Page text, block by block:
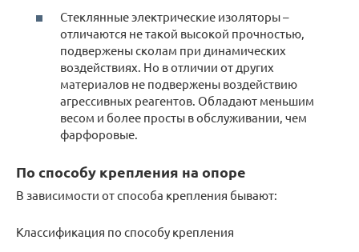
Стеклянные электрические изоляторы –
отличаются не такой высокой прочностью,
подвержены сколам при динамических
воздействиях. Но в отличии от других
материалов не подвержены воздействию
агрессивных реагентов. Обладают меньшим
весом и более просты в обслуживании, чем
фарфоровые.
По способу крепления на опоре
В зависимости от способа крепления бывают:
Классификация по способу крепления